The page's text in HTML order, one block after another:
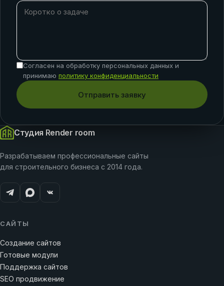
Согласен на обработку персональных данных и
принимаю политику конфиденциальности
Отправить заявку
Студия Render room
Разрабатываем профессиональные сайты
для строительного бизнеса с 2014 года.
САЙТЫ
Создание сайтов
Готовые модули
Поддержка сайтов
SEO продвижение